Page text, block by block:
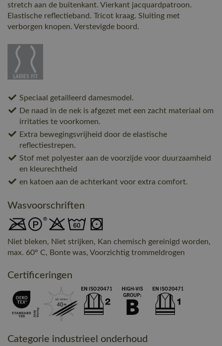
stretch aan de buitenkant. Vierkant jacquardpatroon.
Elastische reflectieband. Tricot kraag. Sluiting met
verborgen knopen. Verstevigde boord.
Speciaal getailleerd damesmodel.
De naad in de nek is afgezet met een zacht materiaal om
irritaties te voorkomen.
Extra bewegingsvrijheid door de elastische
reflectiestrepen.
Stof met polyester aan de voorzijde voor duurzaamheid
en kleurechtheid
en katoen aan de achterkant voor extra comfort.
Wasvoorschriften
Niet bleken, Niet strijken, Kan chemisch gereinigd worden,
max. 60° C, Bonte was, Voorzichtig trommeldrogen
Certificeringen
Categorie industrieel onderhoud